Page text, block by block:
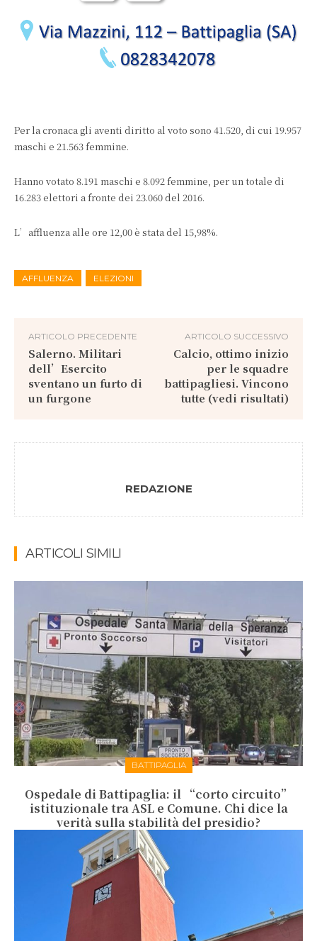
Per la cronaca gli aventi diritto al voto sono 41.520, di cui 19.957
maschi e 21.563 femmine.
Hanno votato 8.191 maschi e 8.092 femmine, per un totale di
16.283 elettori a fronte dei 23.060 del 2016.
L’affluenza alle ore 12,00 è stata del 15,98%.
AFFLUENZA ELEZIONI
ARTICOLO PRECEDENTE
Salerno. Militari
dell’Esercito
sventano un furto di
un furgone
ARTICOLO SUCCESSIVO
Calcio, ottimo inizio
per le squadre
battipagliesi. Vincono
tutte (vedi risultati)
REDAZIONE
ARTICOLI SIMILI
BATTIPAGLIA
Ospedale di Battipaglia: il “corto circuito”
istituzionale tra ASL e Comune. Chi dice la
verità sulla stabilità del presidio?